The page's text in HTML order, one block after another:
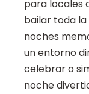
para locales
bailar toda
noches
un entorno
celebrar o
noche